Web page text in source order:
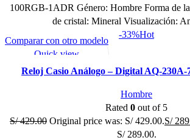
100RGB-1ADR Género: Hombre Forma de
de cristal: Mineral Visualización:
-33%Hot
Comparar con otro modelo
Quick view
Mi lista de deseo
Reloj Casio Análogo – Digital AQ-
Hombre
Rated 0 out of 5
S/429.00 Original price was: S/ 429.00.S/
S/ 289.00.